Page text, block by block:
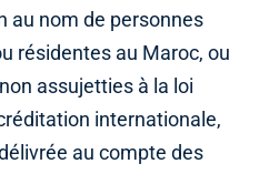
au nom de personnes
résidentes au Maroc, ou
assujetties à la loi
internationale,
au compte des